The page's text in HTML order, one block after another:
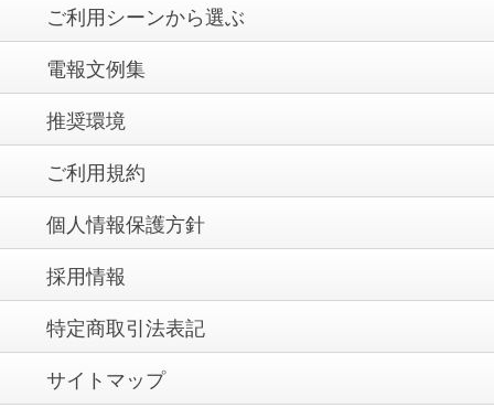
ご利用シーンから選ぶ
電報文例集
推奨環境
ご利用規約
個人情報保護方針
採用情報
特定商取引法表記
サイトマップ